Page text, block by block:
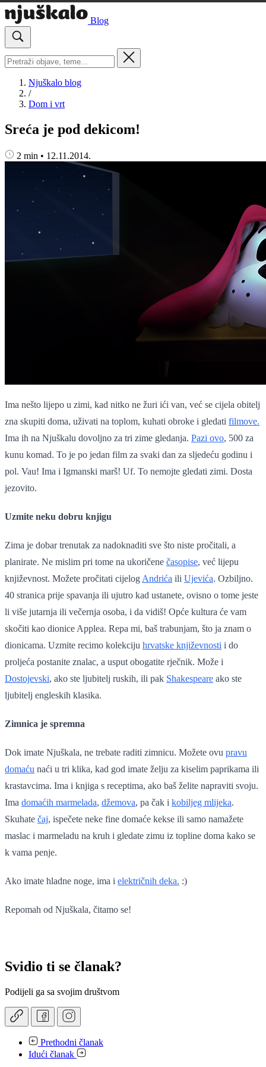
Blog
Njuškalo blog
/
Dom i vrt
Sreća je pod dekicom!
2 min • 12.11.2014.
Ima nešto lijepo u zimi, kad nitko ne žuri ići van, već se cijela obitelj
zna skupiti doma, uživati na toplom, kuhati obroke i gledati filmove.
Ima ih na Njuškalu dovoljno za tri zime gledanja. Pazi ovo, 500 za
kunu komad. To je po jedan film za svaki dan za sljedeću godinu i
pol. Vau! Ima i Igmanski marš! Uf. To nemojte gledati zimi. Dosta
jezovito.
Uzmite neku dobru knjigu
Zima je dobar trenutak za nadoknaditi sve što niste pročitali, a
planirate. Ne mislim pri tome na ukoričene časopise, već lijepu
književnost. Možete pročitati cijelog Andrića ili Ujevića. Ozbiljno.
40 stranica prije spavanja ili ujutro kad ustanete, ovisno o tome jeste
li više jutarnja ili večernja osoba, i da vidiš! Opće kultura će vam
skočiti kao dionice Applea. Repa mi, baš trabunjam, što ja znam o
dionicama. Uzmite recimo kolekciju hrvatske književnosti i do
proljeća postanite znalac, a usput obogatite rječnik. Može i
Dostojevski, ako ste ljubitelj ruskih, ili pak Shakespeare ako ste
ljubitelj engleskih klasika.
Zimnica je spremna
Dok imate Njuškala, ne trebate raditi zimnicu. Možete ovu pravu
domaću naći u tri klika, kad god imate želju za kiselim paprikama ili
krastavcima. Ima i knjiga s receptima, ako baš želite napraviti svoju.
Ima domaćih marmelada, džemova, pa čak i kobiljeg mlijeka.
Skuhate čaj, ispečete neke fine domaće kekse ili samo namažete
maslac i marmeladu na kruh i gledate zimu iz topline doma kako se
k vama penje.
Ako imate hladne noge, ima i električnih deka. :)
Repomah od Njuškala, čitamo se!
Svidio ti se članak?
Podijeli ga sa svojim društvom
Prethodni članak
Idući članak